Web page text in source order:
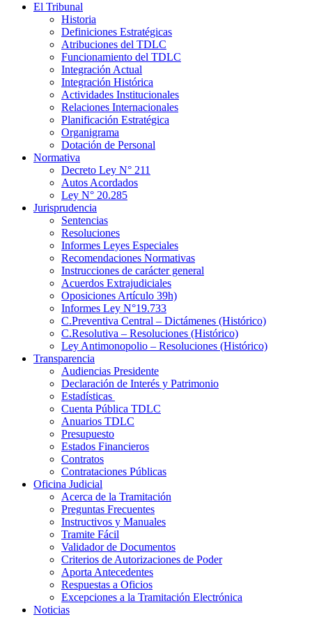
El Tribunal
Historia
Definiciones Estratégicas
Atribuciones del TDLC
Funcionamiento del TDLC
Integración Actual
Integración Histórica
Actividades Institucionales
Relaciones Internacionales
Planificación Estratégica
Organigrama
Dotación de Personal
Normativa
Decreto Ley N° 211
Autos Acordados
Ley N° 20.285
Jurisprudencia
Sentencias
Resoluciones
Informes Leyes Especiales
Recomendaciones Normativas
Instrucciones de carácter general
Acuerdos Extrajudiciales
Oposiciones Artículo 39h)
Informes Ley N°19.733
C.Preventiva Central – Dictámenes (Histórico)
C.Resolutiva – Resoluciones (Histórico)
Ley Antimonopolio – Resoluciones (Histórico)
Transparencia
Audiencias Presidente
Declaración de Interés y Patrimonio
Estadísticas
Cuenta Pública TDLC
Anuarios TDLC
Presupuesto
Estados Financieros
Contratos
Contrataciones Públicas
Oficina Judicial
Acerca de la Tramitación
Preguntas Frecuentes
Instructivos y Manuales
Tramite Fácil
Validador de Documentos
Criterios de Autorizaciones de Poder
Aporta Antecedentes
Respuestas a Oficios
Excepciones a la Tramitación Electrónica
Noticias